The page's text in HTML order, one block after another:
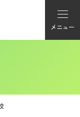
メニュー